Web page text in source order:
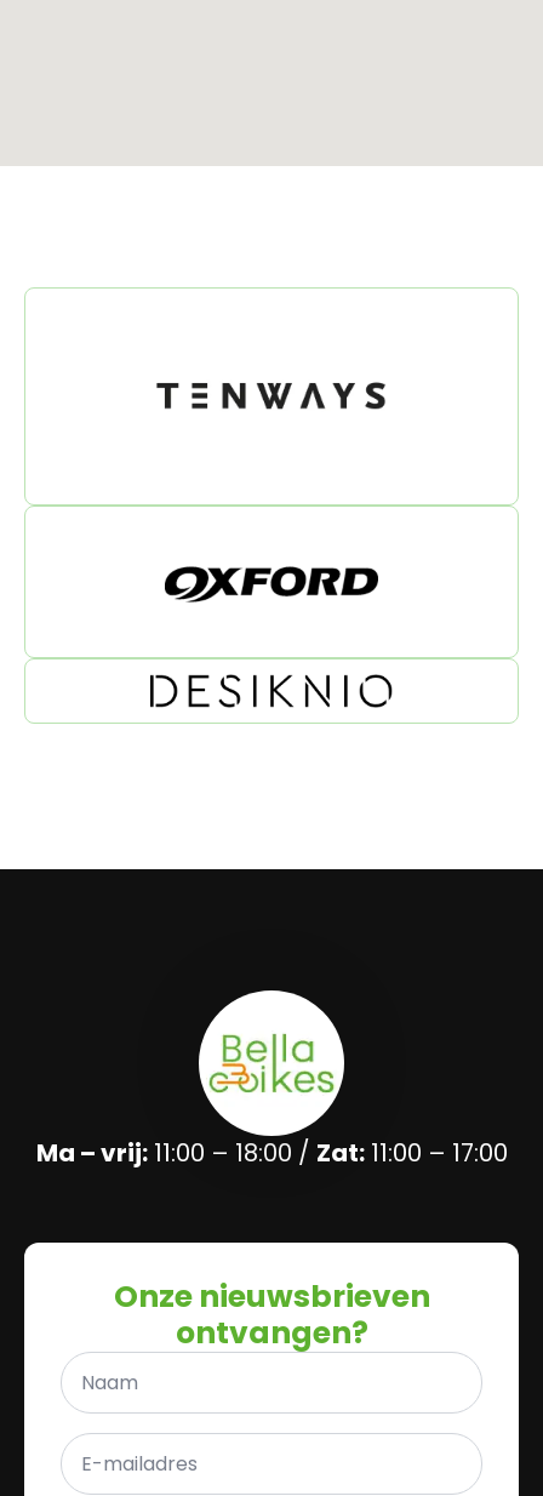
Ma – vrij:11:00 – 18:00 / Zat:11:00 – 17:00
Onze nieuwsbrieven
ontvangen?
Naam
E-
mailadres
*